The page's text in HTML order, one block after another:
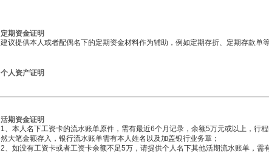
定期资金证明
建议提供本人或者配偶名下的定期资金材料作为辅助，例如定期存折、定期存款单
个人资产证明
活期资金证明
1、本人名下工资卡的流水账单原件，需有最近6个月记录，余额5万元或以上，行
然大笔金额存入，银行流水账单需有本人姓名以及加盖银行业务章；
2、如没有工资卡或者工资卡余额不足5万，请提供个人名下其他活期流水账单，需